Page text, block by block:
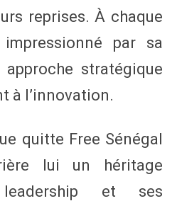
reprises. À chaque
par sa
stratégique
à l’innovation.
quitte Free Sénégal
lui un héritage
et ses